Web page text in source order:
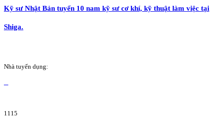
Kỹ sư Nhật Bản tuyển 10 nam kỹ sư cơ khí, kỹ thuật làm việc tại
Shiga.
Nhà tuyển dụng:
1115